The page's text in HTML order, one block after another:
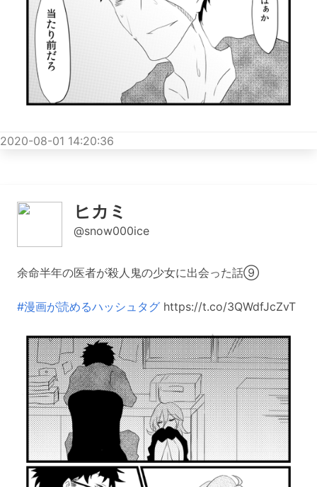
2020-08-01 14:20:36
ヒカミ
@snow000ice
余命半年の医者が殺人鬼の少女に出会った話⑨
#漫画が読めるハッシュタグ https://t.co/3QWdfJcZvT